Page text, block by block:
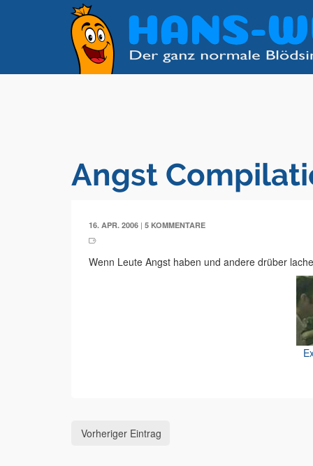
Angst
16. APR. 2006 | 5 KOMMENTARE
Wenn Leute Angst haben und andere drüber
Vorheriger Eintrag